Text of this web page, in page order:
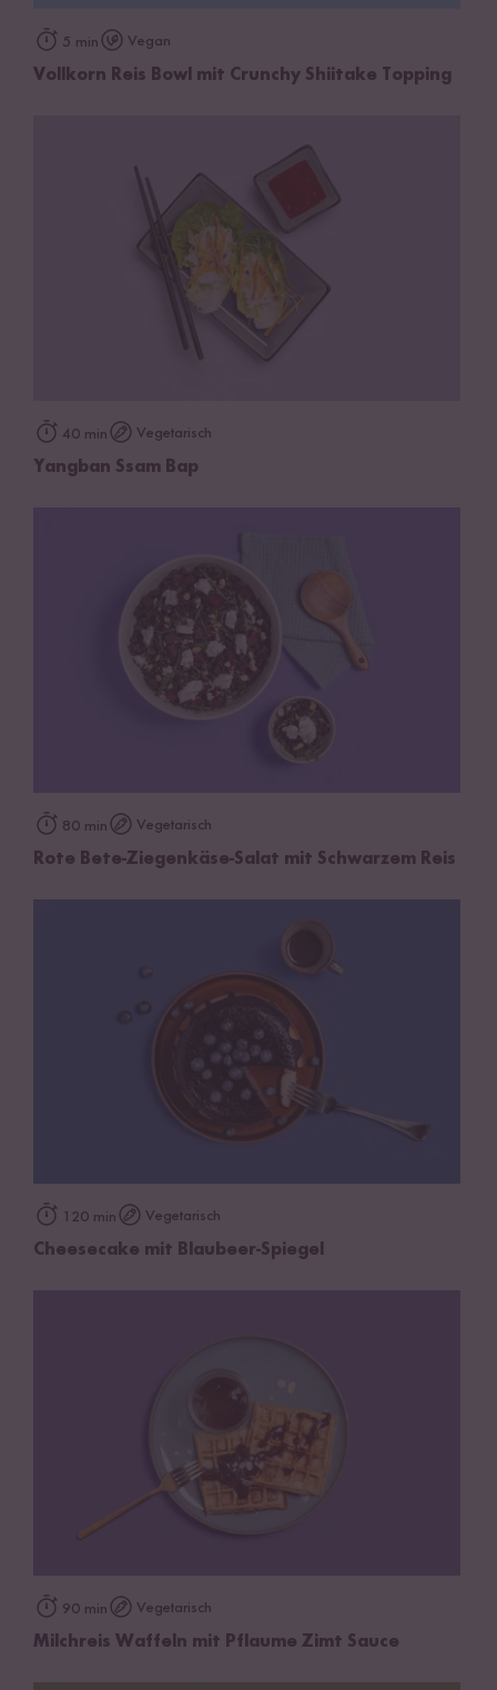
5 min Vegan
Vollkorn Reis Bowl mit Crunchy Shiitake Topping
40 min Vegetarisch
Yangban Ssam Bap
80 min Vegetarisch
Rote Bete-Ziegenkäse-Salat mit Schwarzem Reis
120 min Vegetarisch
Cheesecake mit Blaubeer-Spiegel
90 min Vegetarisch
Milchreis Waffeln mit Pflaume Zimt Sauce